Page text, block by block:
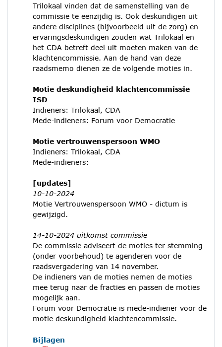
Trilokaal vinden dat de samenstelling van de
commissie te eenzijdig is. Ook deskundigen uit
andere disciplines (bijvoorbeeld uit de zorg) en
ervaringsdeskundigen zouden wat Trilokaal en
het CDA betreft deel uit moeten maken van de
klachtencommissie. Aan de hand van deze
raadsmemo dienen ze de volgende moties in.
Motie deskundigheid klachtencommissie
ISD
Indieners: Trilokaal, CDA
Mede-indieners: Forum voor Democratie
Motie vertrouwenspersoon WMO
Indieners: Trilokaal, CDA
Mede-indieners:
[updates]
10-10-2024
Motie Vertrouwenspersoon WMO - dictum is
gewijzigd.
14-10-2024 uitkomst commissie
De commissie adviseert de moties ter stemming
(onder voorbehoud) te agenderen voor de
raadsvergadering van 14 november.
De indieners van de moties nemen de moties
mee terug naar de fracties en passen de moties
mogelijk aan.
Forum voor Democratie is mede-indiener voor de
motie deskundigheid klachtencommissie.
Bijlagen